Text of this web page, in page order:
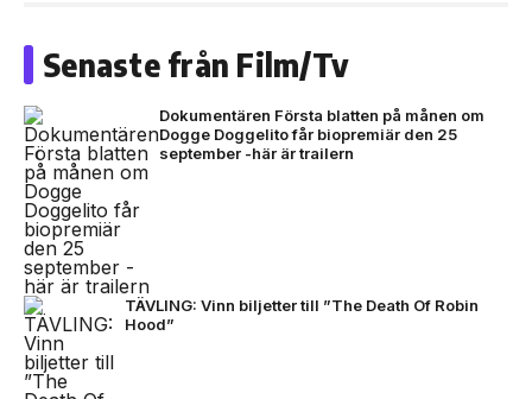
Senaste från Film/Tv
Dokumentären Första blatten på månen om
Dogge Doggelito får biopremiär den 25
september -här är trailern
TÄVLING: Vinn biljetter till ”The Death Of Robin
Hood”